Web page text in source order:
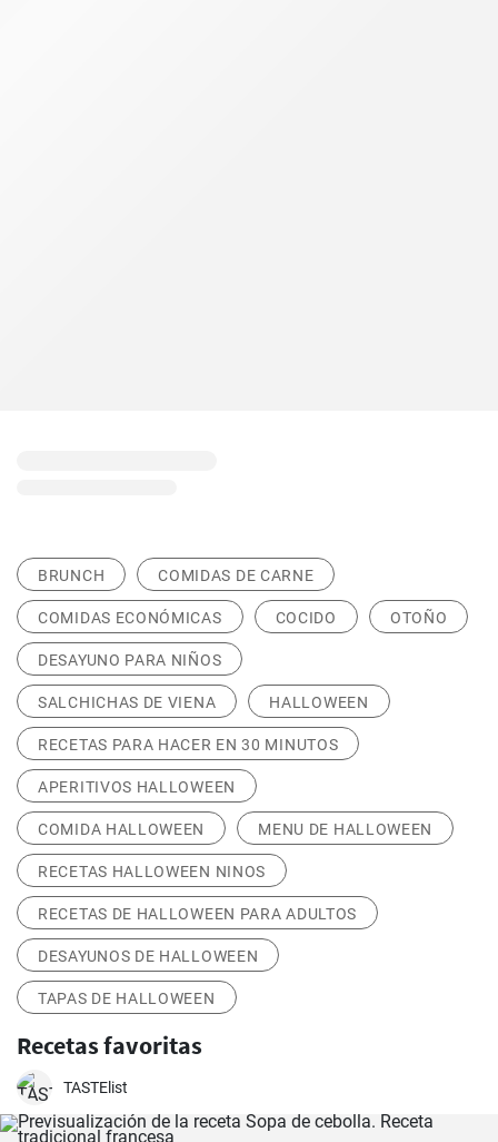
BRUNCH COMIDAS DE CARNE
COMIDAS ECONÓMICAS COCIDO OTOÑO
DESAYUNO PARA NIÑOS
SALCHICHAS DE VIENA HALLOWEEN
RECETAS PARA HACER EN 30 MINUTOS
APERITIVOS HALLOWEEN
COMIDA HALLOWEEN MENU DE HALLOWEEN
RECETAS HALLOWEEN NINOS
RECETAS DE HALLOWEEN PARA ADULTOS
DESAYUNOS DE HALLOWEEN
TAPAS DE HALLOWEEN
Recetas favoritas
TASTElist